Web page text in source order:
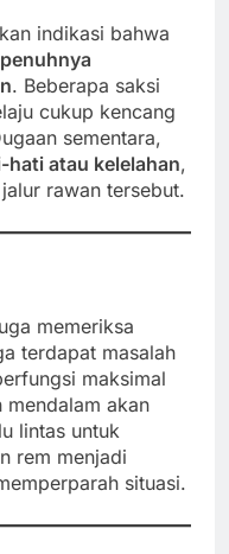
indikasi bahwa
. Beberapa saksi
cukup kencang
sementara,
hati atau kelelahan,
rawan tersebut.
memeriksa
terdapat masalah
maksimal
mendalam akan
lintas untuk
rem menjadi
situasi.